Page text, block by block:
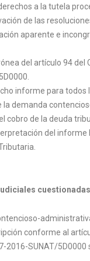
a la tutela
de las
aparente e
del artículo 94
informe para
la demanda
cobro de la deuda
del
cuestionadas
conforme al
2016-SUNAT/